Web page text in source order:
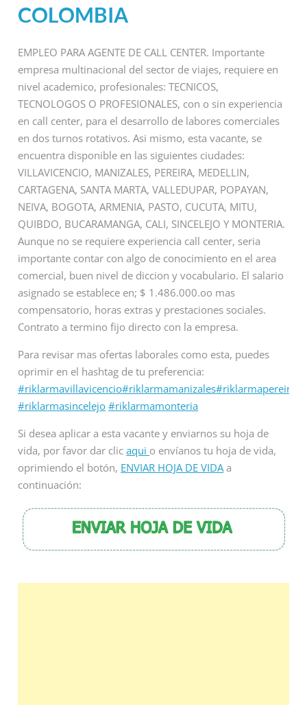
COLOMBIA
EMPLEO PARA AGENTE DE CALL CENTER. Importante
empresa multinacional del sector de viajes, requiere en
nivel academico, profesionales: TECNICOS,
TECNOLOGOS O PROFESIONALES, con o sin experiencia
en call center, para el desarrollo de labores comerciales
en dos turnos rotativos. Asi mismo, esta vacante, se
encuentra disponible en las siguientes ciudades:
VILLAVICENCIO, MANIZALES, PEREIRA, MEDELLIN,
CARTAGENA, SANTA MARTA, VALLEDUPAR, POPAYAN,
NEIVA, BOGOTA, ARMENIA, PASTO, CUCUTA, MITU,
QUIBDO, BUCARAMANGA, CALI, SINCELEJO Y MONTERIA.
Aunque no se requiere experiencia call center, seria
importante contar con algo de conocimiento en el area
comercial, buen nivel de diccion y vocabulario. El salario
asignado se establece en; $ 1.486.000.oo mas
compensatorio, horas extras y prestaciones sociales.
Contrato a termino fijo directo con la empresa.
Para revisar mas ofertas laborales como esta, puedes
oprimir en el hashtag de tu preferencia:
#riklarmavillavicencio#riklarmamanizales#riklarmapereira
#riklarmasincelejo #riklarmamonteria
Si desea aplicar a esta vacante y enviarnos su hoja de
vida, por favor dar clicaqui o envíanos tu hoja de vida,
oprimiendo el botón, ENVIAR HOJA DE VIDAa
continuación: